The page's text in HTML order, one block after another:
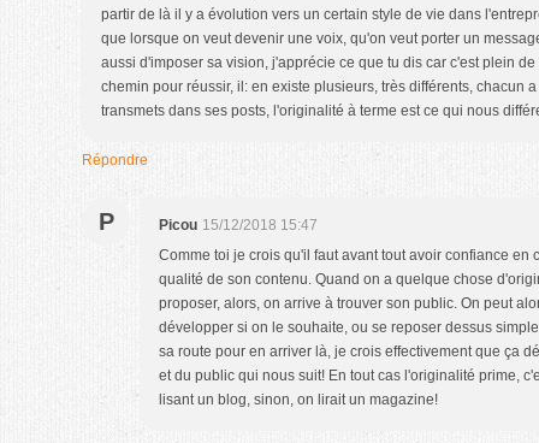
partir de là il y a évolution vers un certain style de vie dans
que lorsque on veut devenir une voix, qu'on veut porter un
aussi d'imposer sa vision, j'apprécie ce que tu dis car c'est plein
chemin pour réussir, il: en existe plusieurs, très différents, chacun
transmets dans ses posts, l'originalité à terme est ce qui nous
Répondre
P Picou 15/12/2018 15:47
Comme toi je crois qu'il faut avant tout avoir confiance en
qualité de son contenu. Quand on a quelque chose
proposer, alors, on arrive à trouver son public. On peut
développer si on le souhaite, ou se reposer dessus
sa route pour en arriver là, je crois effectivement que ça
et du public qui nous suit! En tout cas l'originalité prime,
lisant un blog, sinon, on lirait un magazine!